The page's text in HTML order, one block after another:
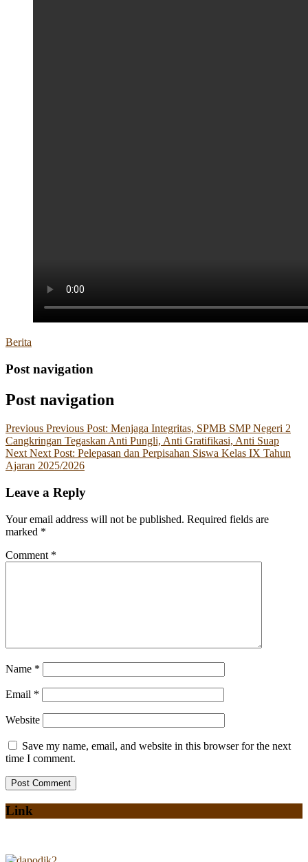
Berita
Post navigation
Post navigation
Previous Previous Post: Menjaga Integritas, SPMB SMP Negeri 2
Cangkringan Tegaskan Anti Pungli, Anti Gratifikasi, Anti Suap
Next Next Post: Pelepasan dan Perpisahan Siswa Kelas IX Tahun
Ajaran 2025/2026
Leave a Reply
Your email address will not be published. Required fields are
marked *
Comment *
Name *
Email *
Website
Save my name, email, and website in this browser for the next
time I comment.
Link